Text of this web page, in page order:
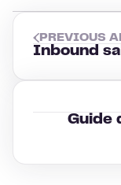
PREVIOUS
Inbound
Guide